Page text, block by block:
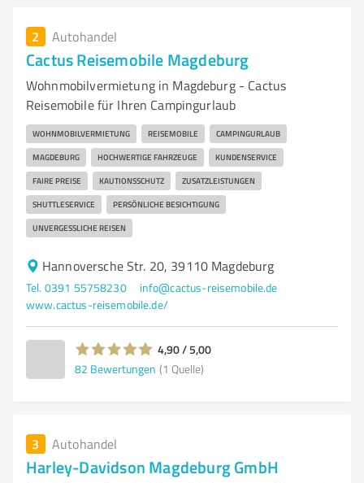
2 Autohandel
Cactus Reisemobile Magdeburg
Wohnmobilvermietung in Magdeburg - Cactus
Reisemobile für Ihren Campingurlaub
WOHNMOBILVERMIETUNG REISEMOBILE CAMPINGURLAUB
MAGDEBURG HOCHWERTIGE FAHRZEUGE KUNDENSERVICE
FAIRE PREISE KAUTIONSSCHUTZ ZUSATZLEISTUNGEN
SHUTTLESERVICE PERSÖNLICHE BESICHTIGUNG
UNVERGESSLICHE REISEN
Hannoversche Str. 20, 39110 Magdeburg
Tel. 0391 55758230
info@cactus-reisemobile.de
www.cactus-reisemobile.de/
4,90 / 5,00
82 Bewertungen (1 Quelle)
3 Autohandel
Harley-Davidson Magdeburg GmbH